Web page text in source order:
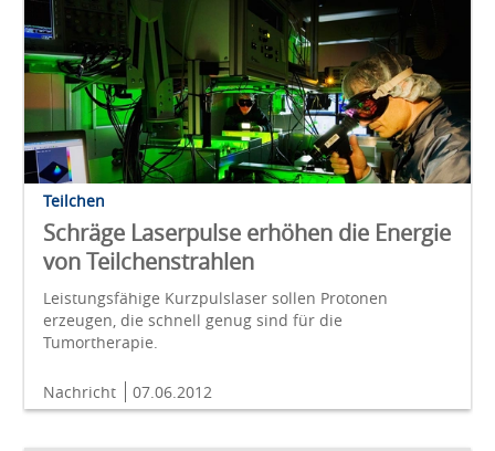
Teilchen
Schräge Laserpulse erhöhen die Energie
von Teilchenstrahlen
Leistungsfähige Kurzpulslaser sollen Protonen
erzeugen, die schnell genug sind für die
Tumortherapie.
Nachricht 07.06.2012